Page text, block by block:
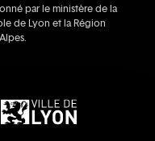
par le ministère de la
de Lyon et la Région